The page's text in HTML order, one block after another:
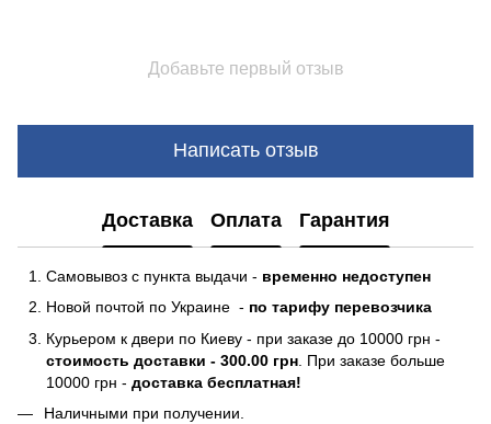
Добавьте первый отзыв
Написать отзыв
Доставка Оплата Гарантия
Самовывоз с пункта выдачи - временно недоступен
Новой почтой по Украине - по тарифу перевозчика
Курьером к двери по Киеву - при заказе до 10000 грн -
стоимость доставки - 300.00 грн . При заказе больше
10000 грн - доставка бесплатная!
Наличными при получении.